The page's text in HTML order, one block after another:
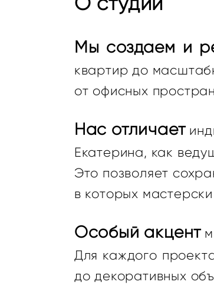
Мы создаем и
квартир до
от офисных
Нас отличает
Екатерина, как
Это позволяет
в которых
Особый акцент
Для каждого
до декоративных